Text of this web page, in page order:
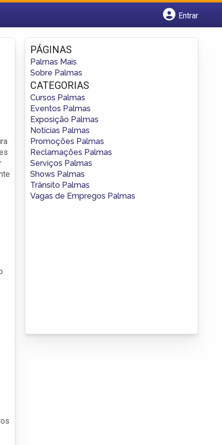
Entrar
Fazer login
Criar conta
PÁGINAS
Palmas Mais
Sobre Palmas
CATEGORIAS
Cursos Palmas
Eventos Palmas
Exposição Palmas
Notícias Palmas
Promoções Palmas
Reclamações Palmas
Serviços Palmas
Shows Palmas
Trânsito Palmas
Vagas de Empregos Palmas